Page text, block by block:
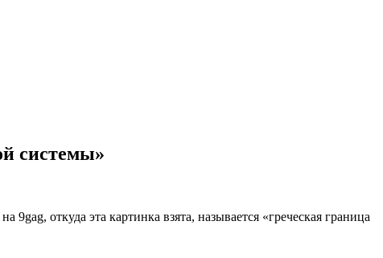
системы»
откуда эта картинка взята, называется «греческая граница